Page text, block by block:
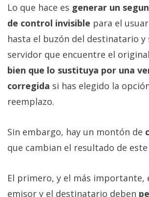
Lo que hace es generar un
de control invisible para el
hasta el buzón del destinatario y
servidor que encuentre el
bien que lo sustituya por una
corregida si has elegido la
reemplazo.
Sin embargo, hay un montón de
que cambian el resultado de
El primero, y el más importante,
emisor y el destinatario deben